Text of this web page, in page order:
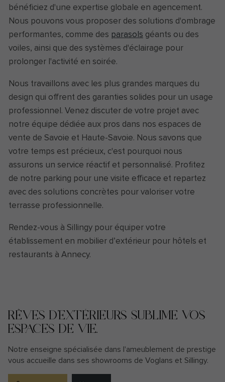
bénéficiez d'une expertise globale en agencement.
Nous pouvons vous proposer des solutions d'ombrage
performantes, comme des parasols géants ou des
voiles, ainsi que des systèmes d'éclairage pour
prolonger l'activité en soirée.
Nous travaillons avec les plus grandes marques du
design qui offrent des garanties solides pour un usage
professionnel. Venez discuter de votre projet avec
notre équipe dédiée aux pros dans nos espaces de
vente de Savoie et Haute-Savoie. Nous savons que
votre temps est précieux, c'est pourquoi nous
assurons un service réactif et personnalisé. Profitez
de notre parking pour une visite efficace et repartez
avec des solutions concrètes pour valoriser votre
terrasse professionnelle.
Rendez-vous à Sillingy pour équiper votre
établissement en mobilier d’extérieur pour hôtels et
restaurants à Annecy.
RÊVES D’EXTÉRIEURS SUBLIME VOS
ESPACES DE VIE.
Notre enseigne spécialisée dans l'ameublement de prestige
vous accueille dans ses showrooms de Voglans et Sillingy.